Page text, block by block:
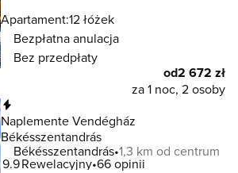
Apartament:12 łóżek
Bezpłatna anulacja
Bez przedpłaty
od2 672 zł
za 1 noc, 2 osoby
Naplemente Vendégház
Békésszentandrás
Békésszentandrás 1,3 km od centrum
9.9Rewelacyjny 66 opinii